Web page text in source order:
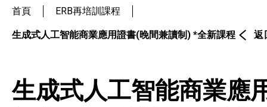
就業掛鈎課程
通用技能課程
少數族裔人士課程
首頁 ERB再培訓課程
生成式人工智能商業應用證書(晚間兼讀制) *全新課程 返
生成式人工智能商業應